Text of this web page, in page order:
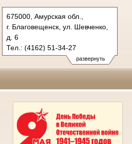
развернуть
675000, Амурская обл.,
г. Благовещенск, ул. Шевченко,
д. 6
Тел.: (4162) 51-34-27
oblsud.amr@sudrf.ru